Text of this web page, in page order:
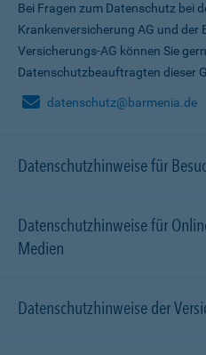
Bei Fragen zum Datenschutz bei
Krankenversicherung AG und der
Versicherungs-AG können Sie
Datenschutzbeauftragten dieser
datenschutz@barmenia.de
Datenschutzhinweise für
Datenschutzhinweise für
Medien
Datenschutzhinweise der